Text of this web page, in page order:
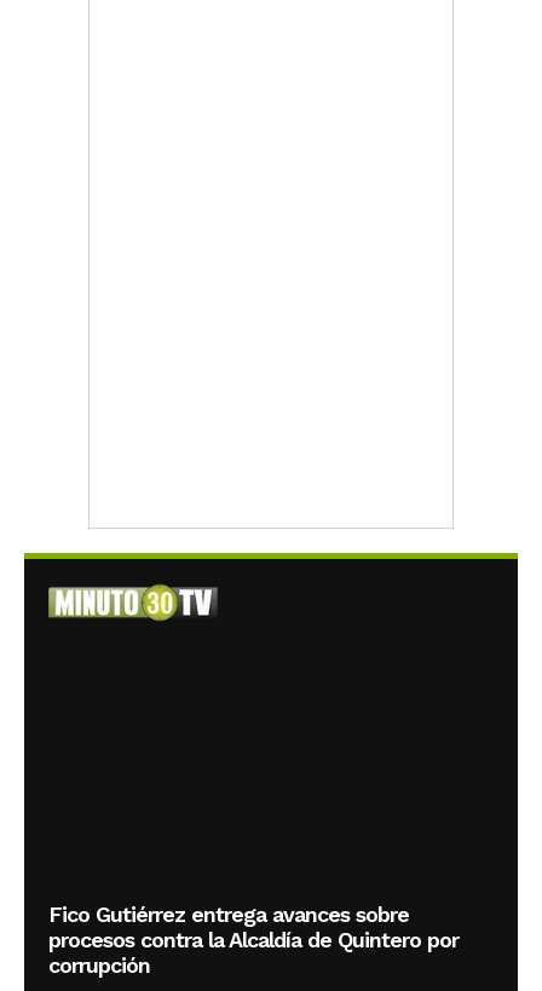
Fico Gutiérrez entrega avances sobre
procesos contra la Alcaldía de Quintero por
corrupción